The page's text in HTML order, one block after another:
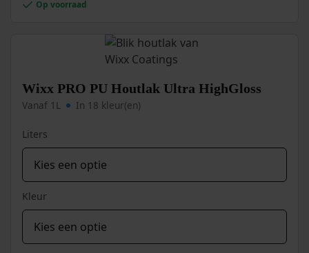
worden
de
Op voorraad
Wixx PRO PU Houtlak Ultra HighGloss
Vanaf 1L In 18 kleur(en)
Liters
Kleur